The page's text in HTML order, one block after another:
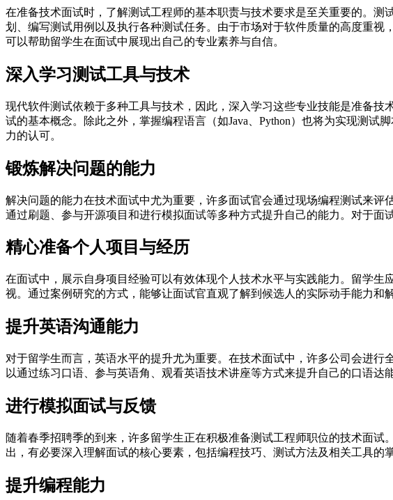
在准备技术面试时，了解测试工程师的基本职责与技术要求是至关重要的。
划、编写测试用例以及执行各种测试任务。由于市场对于软件质量的高度重
可以帮助留学生在面试中展现出自己的专业素养与自信。
深入学习测试工具与技术
现代软件测试依赖于多种工具与技术，因此，深入学习这些专业技能是准备技
试的基本概念。除此之外，掌握编程语言（如Java、Python）也将为实现测
力的认可。
锻炼解决问题的能力
解决问题的能力在技术面试中尤为重要，许多面试官会通过现场编程测试来
通过刷题、参与开源项目和进行模拟面试等多种方式提升自己的能力。对于面
精心准备个人项目与经历
在面试中，展示自身项目经验可以有效体现个人技术水平与实践能力。留学
视。通过案例研究的方式，能够让面试官直观了解到候选人的实际动手能力
提升英语沟通能力
对于留学生而言，英语水平的提升尤为重要。在技术面试中，许多公司会进
以通过练习口语、参与英语角、观看英语技术讲座等方式来提升自己的口语
进行模拟面试与反馈
随着春季招聘季的到来，许多留学生正在积极准备测试工程师职位的技术面
出，有必要深入理解面试的核心要素，包括编程技巧、测试方法及相关工具的掌
提升编程能力